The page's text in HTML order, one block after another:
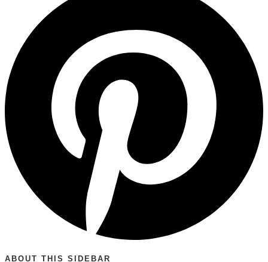
ABOUT THIS SIDEBAR